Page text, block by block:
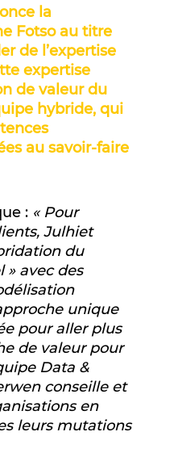
la
Fotso au titre
de l’expertise
expertise
de valeur du
hybride, qui
au savoir-faire
: « Pour
Julhiet
du
» avec des
unique
pour aller plus
de valeur pour
Data &
conseille et
en
leurs mutations